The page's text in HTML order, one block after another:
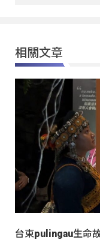
相關文章
台東pulingau生命